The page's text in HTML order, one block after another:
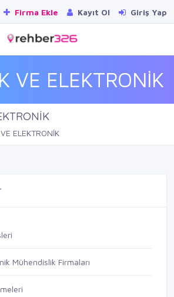
Firma Ekle Kayıt Ol Giriş Yap
VE ELEKTRONİK
ELEKTRONİK
Mühendislik Firmaları